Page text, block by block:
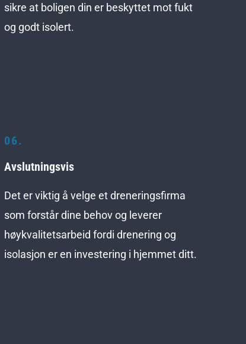
sikre at boligen din er beskyttet mot fukt
og godt isolert.
06.
Avslutningsvis
Det er viktig å velge et dreneringsfirma
som forstår dine behov og leverer
høykvalitetsarbeid fordi drenering og
isolasjon er en investering i hjemmet ditt.